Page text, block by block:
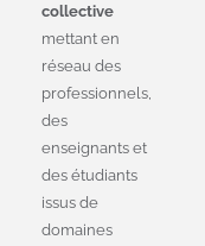
collective
mettant en
réseau des
professionnels,
des
enseignants et
des étudiants
issus de
domaines